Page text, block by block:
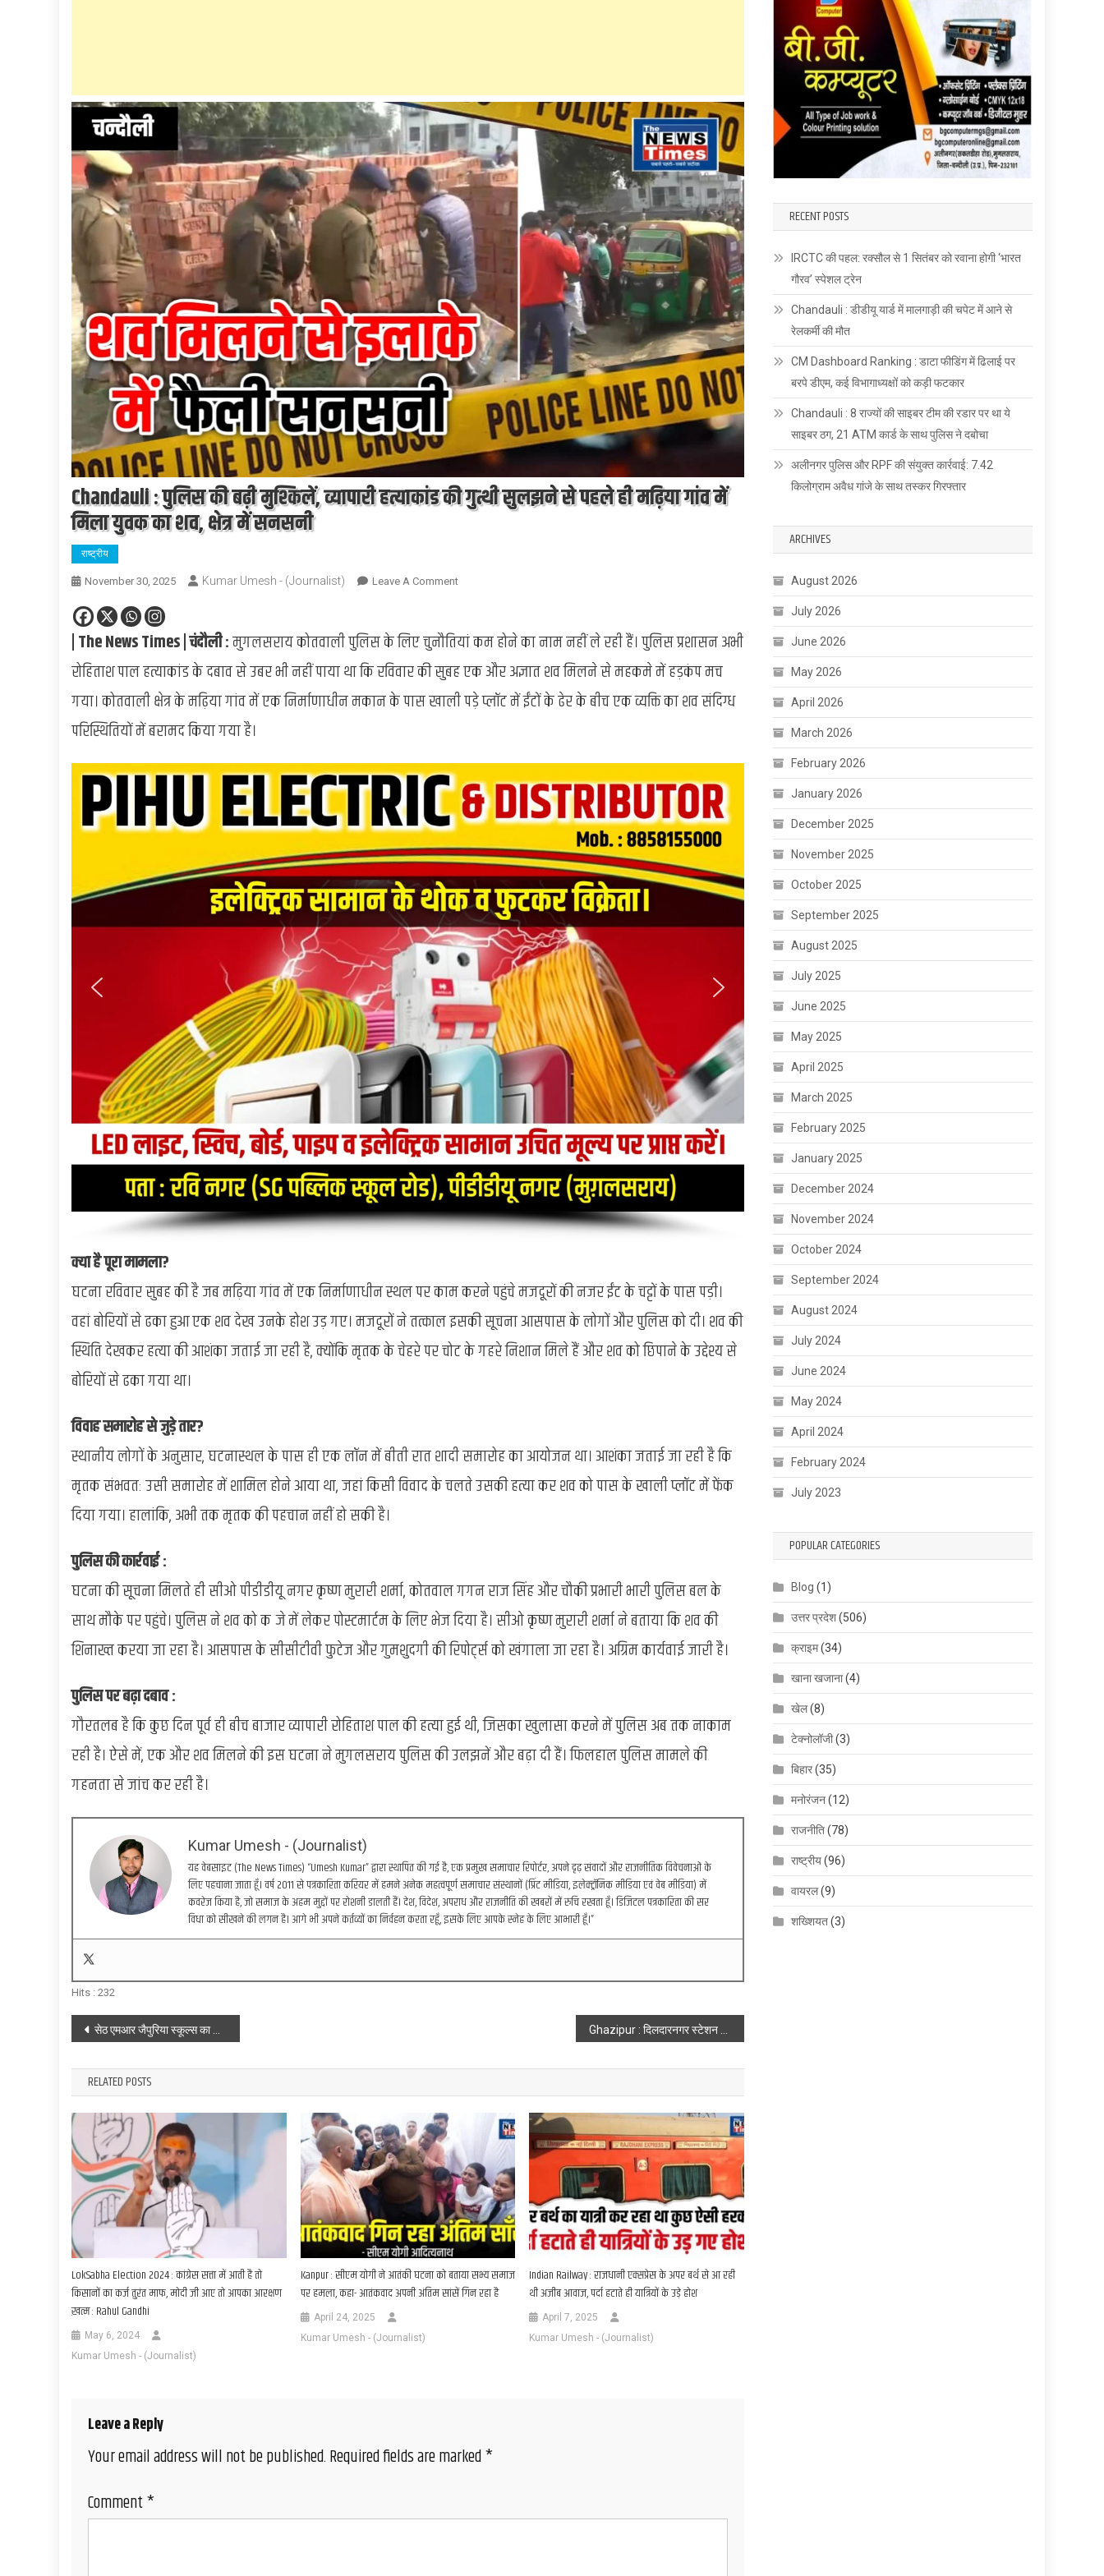
Chandauli : पुलिस की बढ़ी मुश्किलें, व्यापारी हत्याकांड की गुत्थी सुलझने से पहले ही मढ़िया गांव में
मिला युवक का शव, क्षेत्र में सनसनी
राष्ट्रीय
November 30, 2025 Kumar Umesh - (Journalist) Leave A CommentOn
पुलिस
बढ़ी
मुश्किलें,
व्यापारी
सुलझने
से
पहले
ही
मढ़िया
में
मिला
युवक
का
सनसनी
| The News Times | चंदौली :मुगलसराय कोतवाली पुलिस के लिए चुनौतियां कम होने का नाम नहीं ले रही हैं। पुलिस प्रशासन अभी
रोहिताश पाल हत्याकांड के दबाव से उबर भी नहीं पाया था कि रविवार की सुबह एक और अज्ञात शव मिलने से महकमे में हड़कंप मच
गया। कोतवाली क्षेत्र के मढ़िया गांव में एक निर्माणाधीन मकान के पास खाली पड़े प्लॉट में ईंटों के ढेर के बीच एक व्यक्ति का शव संदिग्ध
परिस्थितियों में बरामद किया गया है।
क्या है पूरा मामला?
घटना रविवार सुबह की है जब मढ़िया गांव में एक निर्माणाधीन स्थल पर काम करने पहुंचे मजदूरों की नजर ईंट के चट्टों के पास पड़ी।
वहां बोरियों से ढका हुआ एक शव देख उनके होश उड़ गए। मजदूरों ने तत्काल इसकी सूचना आसपास के लोगों और पुलिस को दी। शव की
स्थिति देखकर हत्या की आशंका जताई जा रही है, क्योंकि मृतक के चेहरे पर चोट के गहरे निशान मिले हैं और शव को छिपाने के उद्देश्य से
बोरियों से ढका गया था।
विवाह समारोह से जुड़े तार?
स्थानीय लोगों के अनुसार, घटनास्थल के पास ही एक लॉन में बीती रात शादी समारोह का आयोजन था। आशंका जताई जा रही है कि
मृतक संभवतः उसी समारोह में शामिल होने आया था, जहां किसी विवाद के चलते उसकी हत्या कर शव को पास के खाली प्लॉट में फेंक
दिया गया। हालांकि, अभी तक मृतक की पहचान नहीं हो सकी है।
पुलिस की कार्रवाई :
घटना की सूचना मिलते ही सीओ पीडीडीयू नगर कृष्ण मुरारी शर्मा, कोतवाल गगन राज सिंह और चौकी प्रभारी भारी पुलिस बल के
साथ मौके पर पहुंचे। पुलिस ने शव को कब्जे में लेकर पोस्टमार्टम के लिए भेज दिया है। सीओ कृष्ण मुरारी शर्मा ने बताया कि शव की
शिनाख्त करया जा रहा है। आसपास के सीसीटीवी फुटेज और गुमशुदगी की रिपोर्ट्स को खंगाला जा रहा है। अग्रिम कार्यवाई जारी है।
पुलिस पर बढ़ा दबाव :
गौरतलब है कि कुछ दिन पूर्व ही बीच बाजार व्यापारी रोहिताश पाल की हत्या हुई थी, जिसका खुलासा करने में पुलिस अब तक नाकाम
रही है। ऐसे में, एक और शव मिलने की इस घटना ने मुगलसराय पुलिस की उलझनें और बढ़ा दी हैं। फिलहाल पुलिस मामले की
गहनता से जांच कर रही है।
Kumar Umesh - (Journalist)
यह वेबसाइट (The News Times) “Umesh Kumar” द्वारा स्थापित की गई है, एक प्रमुख समाचार रिपोर्टर, अपने दृढ़ संवादों और राजनीतिक विवेचनाओं के
लिए पहचाना जाता हूँ। वर्ष 2011 से पत्रकारिता करियर में हमने अनेक महत्वपूर्ण समाचार संस्थानों (प्रिंट मीडिया, इलेक्ट्रॉनिक मीडिया एवं वेब मीडिया) में
कवरेज किया है, जो समाज के अहम मुद्दों पर रोशनी डालती हैं। देश, विदेश, अपराध और राजनीति की खबरों में रुचि रखता हूँ। डिजिटल पत्रकारिता की सर
विधा को सीखने की लगन है। आगे भी अपने कर्तव्यों का निर्वहन करता रहूँ, इसके लिए आपके स्नेह के लिए आभारी हूँ।”
Hits : 232
Post
navigation
सेठ एमआर जैपुरिया स्कूल्स का वार्षिकोत्सव ‘सृजन 2025’ संपन्न
RELATED POSTS
LokSabha Election 2024 : कांग्रेस सत्ता में आती है तो
किसानों का कर्ज तुरंत माफ, मोदी जी आए तो आपका आरक्षण
ख़त्म : Rahul Gandhi
May 6, 2024
Kumar Umesh - (Journalist)
Kanpur : सीएम योगी ने आतंकी घटना को बताया सभ्य समाज
पर हमला, कहा- आतंकवाद अपनी अंतिम सांसें गिन रहा है
April 24, 2025
Kumar Umesh - (Journalist)
Indian Railway : राजधानी एक्सप्रेस के अपर बर्थ से आ रही
थी अजीब आवाज, पर्दा हटाते ही यात्रियों के उड़े होश
April 7, 2025
Kumar Umesh - (Journalist)
Leave a Reply
Your email address will not be published.Required fields are marked*
Comment*
RECENT POSTS
IRCTC की पहल: रक्सौल से 1 सितंबर को रवाना होगी ‘भारत
गौरव’ स्पेशल ट्रेन
Chandauli : डीडीयू यार्ड में मालगाड़ी की चपेट में आने से
रेलकर्मी की मौत
CM Dashboard Ranking : डाटा फीडिंग में ढिलाई पर
बरपे डीएम, कई विभागाध्यक्षों को कड़ी फटकार
Chandauli : 8 राज्यों की साइबर टीम की रडार पर था ये
साइबर ठग, 21 ATM कार्ड के साथ पुलिस ने दबोचा
अलीनगर पुलिस और RPF की संयुक्त कार्रवाई: 7.42
किलोग्राम अवैध गांजे के साथ तस्कर गिरफ्तार
ARCHIVES
August 2026
July 2026
June 2026
May 2026
April 2026
March 2026
February 2026
January 2026
December 2025
November 2025
October 2025
September 2025
August 2025
July 2025
June 2025
May 2025
April 2025
March 2025
February 2025
January 2025
December 2024
November 2024
October 2024
September 2024
August 2024
July 2024
June 2024
May 2024
April 2024
February 2024
July 2023
POPULAR CATEGORIES
Blog (1)
उत्तर प्रदेश(506)
क्राइम(34)
खाना खजाना(4)
खेल(8)
टेक्नोलॉजी(3)
बिहार(35)
मनोरंजन(12)
राजनीति(78)
राष्ट्रीय(96)
वायरल(9)
शख्शियत(3)